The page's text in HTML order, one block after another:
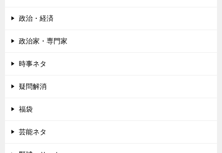
政治・経済
政治家・専門家
時事ネタ
疑問解消
福袋
芸能ネタ